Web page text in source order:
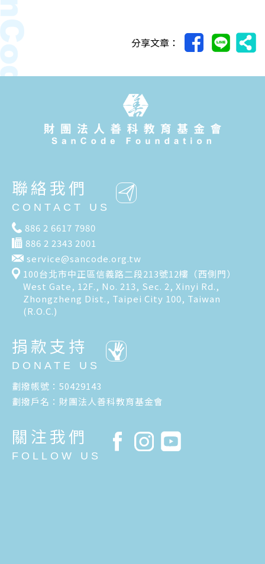
分享文章：
聯絡我們
CONTACT US
886 2 6617 7980
886 2 2343 2001
service@sancode.org.tw
100台北市中正區信義路二段213號12樓（西側門）
West Gate, 12F., No. 213, Sec. 2, Xinyi Rd.,
Zhongzheng Dist., Taipei City 100, Taiwan
(R.O.C.)
捐款支持
DONATE US
劃撥帳號：50429143
劃撥戶名：財團法人善科教育基金會
關注我們
FOLLOW US